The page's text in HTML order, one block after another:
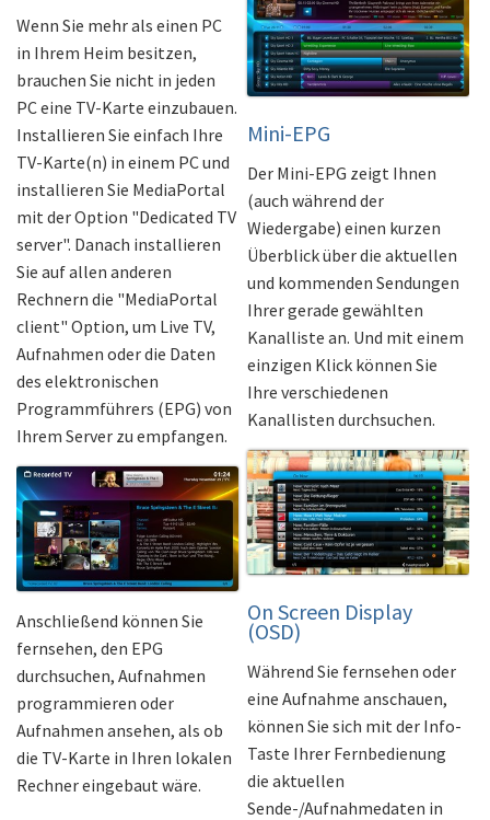
Wenn Sie mehr als einen PC
in Ihrem Heim besitzen,
brauchen Sie nicht in jeden
PC eine TV-Karte einzubauen.
Installieren Sie einfach Ihre
TV-Karte(n) in einem PC und
installieren Sie MediaPortal
mit der Option "Dedicated TV
server". Danach installieren
Sie auf allen anderen
Rechnern die "MediaPortal
client" Option, um Live TV,
Aufnahmen oder die Daten
des elektronischen
Programmführers (EPG) von
Ihrem Server zu empfangen.
Anschließend können Sie
fernsehen, den EPG
durchsuchen, Aufnahmen
programmieren oder
Aufnahmen ansehen, als ob
die TV-Karte in Ihren lokalen
Rechner eingebaut wäre.
Mini-EPG
Der Mini-EPG zeigt Ihnen
(auch während der
Wiedergabe) einen kurzen
Überblick über die aktuellen
und kommenden Sendungen
Ihrer gerade gewählten
Kanalliste an. Und mit einem
einzigen Klick können Sie
Ihre verschiedenen
Kanallisten durchsuchen.
On Screen Display
(OSD)
Während Sie fernsehen oder
eine Aufnahme anschauen,
können Sie sich mit der Info-
Taste Ihrer Fernbedienung
die aktuellen
Sende-/Aufnahmedaten in